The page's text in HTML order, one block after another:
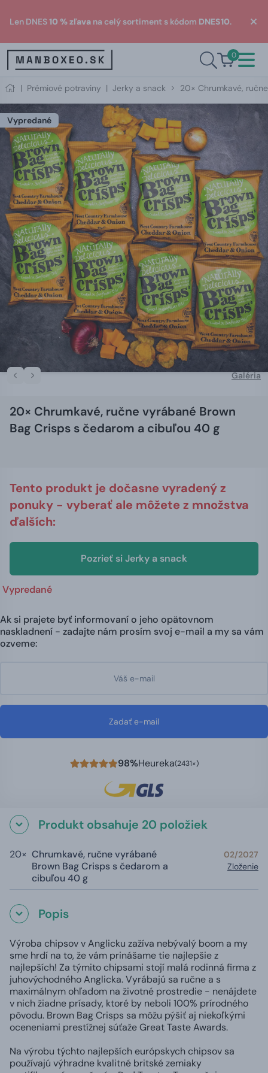
Len DNES10 % zľava na celý sortiment s kódom DNES10.
0
| Prémiové potraviny | Jerky a snack 20× Chrumkavé,
Vypredané
Galéria
20× Chrumkavé, ručne vyrábané Brown
Bag Crisps s čedarom a cibuľou 40 g
Tento produkt je dočasne vyradený z
ponuky - vyberať ale môžete z množstva
ďalších:
Pozrieť si Jerky a snack
Vypredané
Ak si prajete byť informovaní o jeho opätovnom
naskladnení - zadajte nám prosím svoj e-mail a my sa vám
ozveme:
Zadať e-mail
98%Heureka(2431×)
Produkt obsahuje 20 položiek
20× Chrumkavé, ručne vyrábané
Brown Bag Crisps s čedarom a
cibuľou 40 g
02/2027
Zloženie
Popis
Výroba chipsov v Anglicku zažíva nebývalý boom a my
sme hrdí na to, že vám prinášame tie najlepšie z
najlepších! Za týmito chipsami stojí malá rodinná firma z
juhovýchodného Anglicka. Vyrábajú sa ručne a s
maximálnym ohľadom na životné prostredie - nenájdete
v nich žiadne prísady, ktoré by neboli 100% prírodného
pôvodu. Brown Bag Crisps sa môžu pýšiť aj niekoľkými
oceneniami prestížnej súťaže Great Taste Awards.
Na výrobu týchto najlepších európskych chipsov sa
používajú výhradne kvalitné britské zemiaky